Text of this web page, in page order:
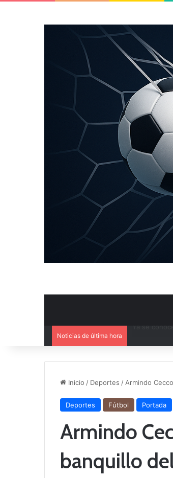
Noticias de última hora
Inicio / Deportes / Armindo
Deportes Fútbol Portada
Armindo
banquillo